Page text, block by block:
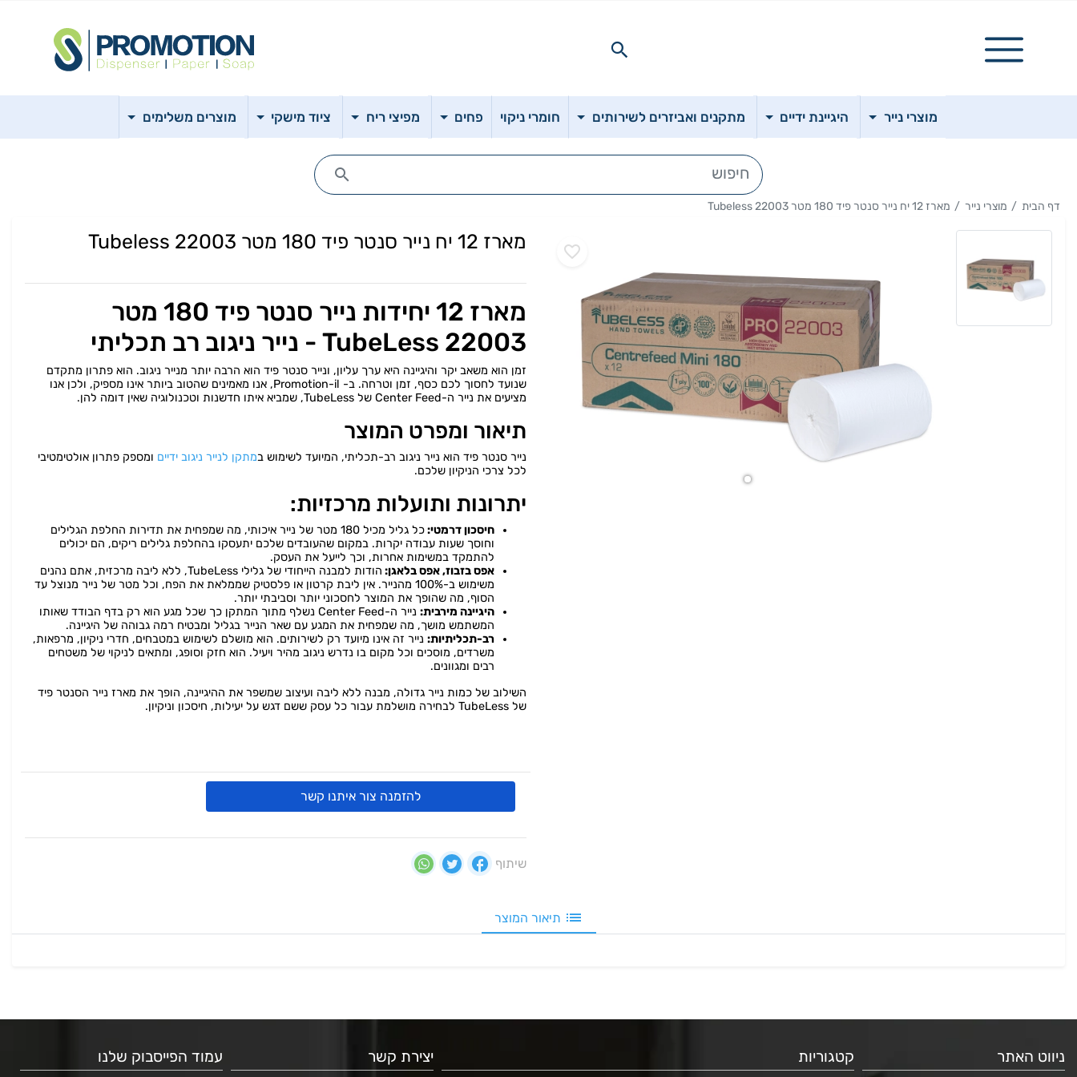
מוצרי נייר היגיינת ידיים מתקנים ואביזרים לשירותים חומרי ניקוי פחים מפיצי ריח ציוד מישקי מוצרים משלימים
דף הבית מוצרי נייר מארז 12 יח נייר סנטר פיד 180 מטר 22003 Tubeless
מארז 12 יח נייר סנטר פיד 180 מטר 22003 Tubeless
מארז 12 יחידות נייר סנטר פיד 180 מטר
22003 TubeLess - נייר ניגוב רב תכליתי
זמן הוא משאב יקר והיגיינה היא ערך עליון, ונייר סנטר פיד הוא הרבה יותר מנייר ניגוב. הוא פתרון מתקדם
שנועד לחסוך לכם כסף, זמן וטרחה. ב- Promotion-il, אנו מאמינים שהטוב ביותר אינו מספיק, ולכן אנו
מציעים את נייר ה-Center Feed של TubeLess, שמביא איתו חדשנות וטכנולוגיה שאין דומה להן.
תיאור ומפרט המוצר
נייר סנטר פיד הוא נייר ניגוב רב-תכליתי, המיועד לשימוש במתקן לנייר ניגוב ידיים ומספק פתרון אולטימטיבי
לכל צרכי הניקיון שלכם.
יתרונות ותועלות מרכזיות:
חיסכון דרמטי:
כל גליל מכיל 180 מטר של נייר איכותי, מה שמפחית את תדירות החלפת הגלילים
וחוסך שעות עבודה יקרות. במקום שהעובדים שלכם יתעסקו בהחלפת גלילים ריקים, הם יכולים
להתמקד במשימות אחרות, וכך לייעל את העסק.
אפס בזבוז, אפס בלאגן:
הודות למבנה הייחודי של גלילי TubeLess, ללא ליבה מרכזית, אתם נהנים
משימוש ב-100% מהנייר. אין ליבת קרטון או פלסטיק שממלאת את הפח, וכל מטר של נייר מנוצל עד
הסוף, מה שהופך את המוצר לחסכוני יותר וסביבתי יותר.
היגיינה מירבית:
נייר ה-Center Feed נשלף מתוך המתקן כך שכל מגע הוא רק בדף הבודד שאותו
המשתמש מושך, מה שמפחית את המגע עם שאר הנייר בגליל ומבטיח רמה גבוהה של היגיינה.
רב-תכליתיות: נייר זה אינו מיועד רק לשירותים. הוא מושלם לשימוש במטבחים, חדרי ניקיון, מרפאות,
משרדים, מוסכים וכל מקום בו נדרש ניגוב מהיר ויעיל. הוא חזק וסופג, ומתאים לניקוי של משטחים
רבים ומגוונים.
השילוב של כמות נייר גדולה, מבנה ללא ליבה ועיצוב שמשפר את ההיגיינה, הופך את מארז נייר הסנטר פיד
של TubeLess לבחירה מושלמת עבור כל עסק ששם דגש על יעילות, חיסכון וניקיון.
להזמנה צור איתנו קשר
שיתוף
תיאור המוצר
ניווט האתר קטגוריות יצירת קשר עמוד הפייסבוק שלנו